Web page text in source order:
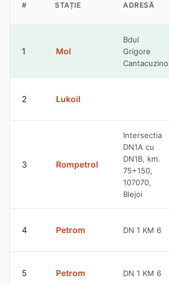
# STAȚIE ADRESĂ
1 Mol
Bdul
Grigore
Cantacuzino
2 Lukoil
3 Rompetrol
Intersectia
DN1A cu
DN1B, km.
75+150,
107070,
Blejoi
4 Petrom DN 1 KM 6
5 Petrom DN 1 KM 6